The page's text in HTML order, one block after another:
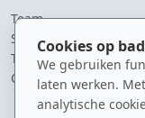
Cookies op
We gebruiken
laten werken.
analytische
Team
Supporters
Tip de redactie
Contact